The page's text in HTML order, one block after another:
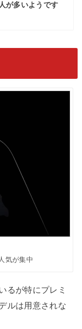
が多いようです
気が集中
るが特にプレミ
ルは用意されな